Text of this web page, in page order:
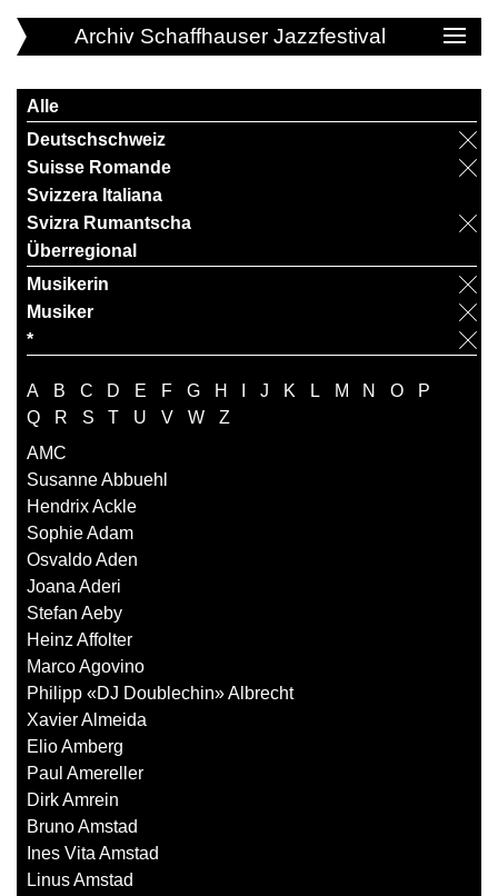
Archiv Schaffhauser Jazzfestival
Alle
Deutschschweiz
Suisse Romande
Svizzera Italiana
Svizra Rumantscha
Überregional
Musikerin
Musiker
*
A B C D E F G H J K L M N O
P
Q
R S T U V W
Z
AMC
Susanne Abbuehl
Hendrix Ackle
Sophie Adam
Osvaldo Aden
Joana Aderi
Stefan Aeby
Heinz Affolter
Marco Agovino
Philipp «DJ Doublechin» Albrecht
Xavier Almeida
Elio Amberg
Paul Amereller
Dirk Amrein
Bruno Amstad
Ines Vita Amstad
Linus Amstad